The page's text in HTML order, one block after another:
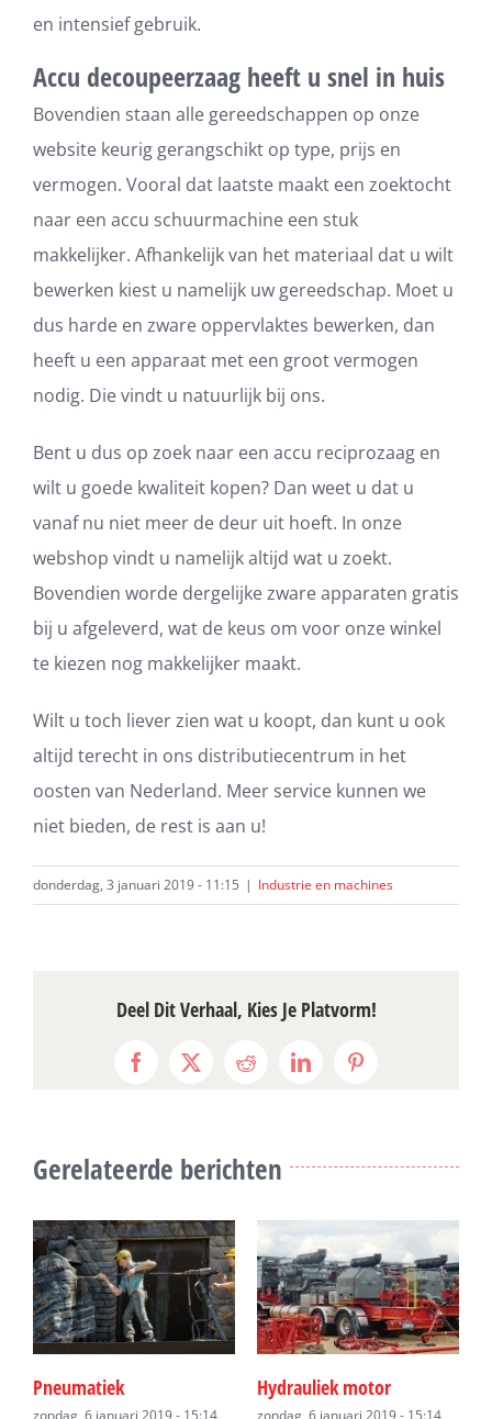
en intensief gebruik.
Accu decoupeerzaag heeft u snel in huis
Bovendien staan alle gereedschappen op onze
website keurig gerangschikt op type, prijs en
vermogen. Vooral dat laatste maakt een zoektocht
naar een accu schuurmachine een stuk
makkelijker. Afhankelijk van het materiaal dat u wilt
bewerken kiest u namelijk uw gereedschap. Moet u
dus harde en zware oppervlaktes bewerken, dan
heeft u een apparaat met een groot vermogen
nodig. Die vindt u natuurlijk bij ons.
Bent u dus op zoek naar een accu reciprozaag en
wilt u goede kwaliteit kopen? Dan weet u dat u
vanaf nu niet meer de deur uit hoeft. In onze
webshop vindt u namelijk altijd wat u zoekt.
Bovendien worde dergelijke zware apparaten gratis
bij u afgeleverd, wat de keus om voor onze winkel
te kiezen nog makkelijker maakt.
Wilt u toch liever zien wat u koopt, dan kunt u ook
altijd terecht in ons distributiecentrum in het
oosten van Nederland. Meer service kunnen we
niet bieden, de rest is aan u!
donderdag, 3 januari 2019 - 11:15 | Industrie en machines
Deel Dit Verhaal, Kies Je Platvorm!
Facebook
X RedditLinkedInPinterest
Gerelateerde berichten
Pneumatiek
zondag, 6 januari 2019 - 15:14
Hydrauliek motor
zondag, 6 januari 2019 - 15:14